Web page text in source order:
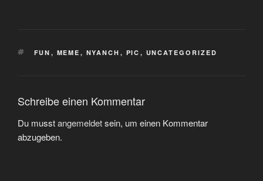
SCHLAGWÖRTER
FUN , MEME , NYANCH , PIC , UNCATEGORIZED
Schreibe einen Kommentar
Du musstangemeldetsein, um einen Kommentar
abzugeben.